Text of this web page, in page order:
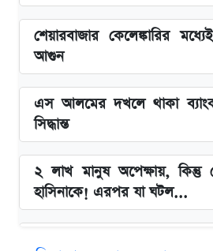
শেয়ারবাজার কেলেঙ্কারির
আগুন
এস আলমের দখলে থাকা
সিদ্ধান্ত
২ লাখ মানুষ অপেক্ষায়, কিন্তু
হাসিনাকে! এরপর যা ঘটল...